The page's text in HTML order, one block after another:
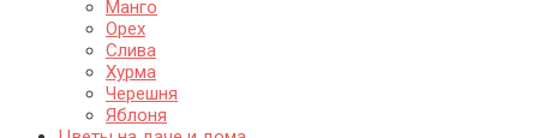
Манго
Орех
Слива
Хурма
Черешня
Яблоня